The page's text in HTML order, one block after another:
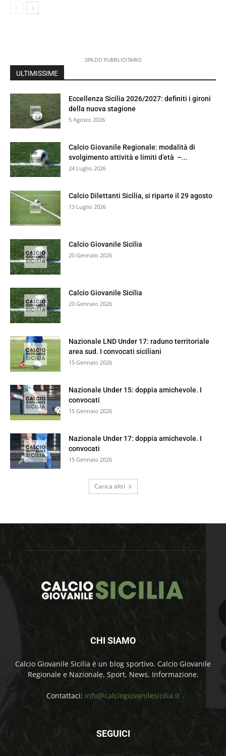
SPAZIO PUBBLICITARIO
ULTIMISSIME
Eccellenza Sicilia 2026/2027: definiti i gironi
della nuova stagione
5 Agosto 2026
Calcio Giovanile Regionale: modalità di
svolgimento attività e limiti d’età –...
24 Luglio 2026
Calcio Dilettanti Sicilia, si riparte il 29 agosto
13 Luglio 2026
Calcio Giovanile Sicilia
20 Gennaio 2026
Calcio Giovanile Sicilia
20 Gennaio 2026
Nazionale LND Under 17: raduno territoriale
area sud. I convocati siciliani
15 Gennaio 2026
Nazionale Under 15: doppia amichevole. I
convocati
15 Gennaio 2026
Nazionale Under 17: doppia amichevole. I
convocati
15 Gennaio 2026
Carica altri
CHI SIAMO
Calcio Giovanile Sicilia è un blog sportivo. Calcio Giovanile
Regionale e Nazionale, Sport, News, Informazione.
Contattaci: info@calciogiovanilesicilia.it
SEGUICI